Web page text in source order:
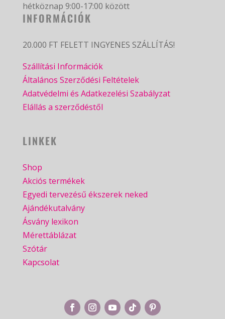
hétköznap 9:00-17:00 között
INFORMÁCIÓK
20.000 FT FELETT INGYENES SZÁLLÍTÁS!
Szállítási Információk
Általános Szerződési Feltételek
Adatvédelmi és Adatkezelési Szabályzat
Elállás a szerződéstől
LINKEK
Shop
Akciós termékek
Egyedi tervezésű ékszerek neked
Ajándékutalvány
Ásvány lexikon
Mérettáblázat
Szótár
Kapcsolat